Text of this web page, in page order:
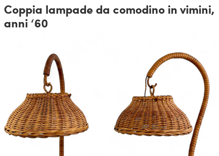
Coppia lampade da comodino in vimini,
anni ‘60